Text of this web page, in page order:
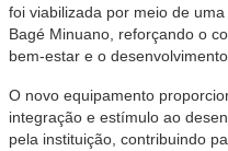
foi viabilizada por meio de
Bagé Minuano, reforçando o
bem-estar e o
O novo equipamento
integração e estímulo ao
pela instituição, contribuindo